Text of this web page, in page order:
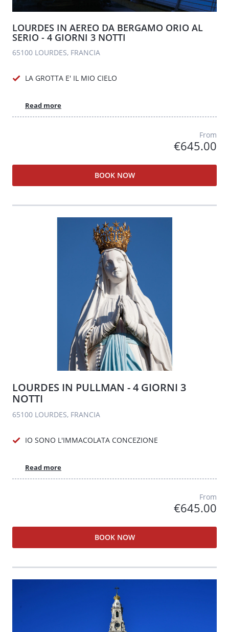
LOURDES IN AEREO DA BERGAMO ORIO AL
SERIO - 4 GIORNI 3 NOTTI
65100 LOURDES, FRANCIA
LA GROTTA E' IL MIO CIELO
Read more
From
€645.00
BOOK NOW
LOURDES IN PULLMAN - 4 GIORNI 3
NOTTI
65100 LOURDES, FRANCIA
IO SONO L'IMMACOLATA CONCEZIONE
Read more
From
€645.00
BOOK NOW